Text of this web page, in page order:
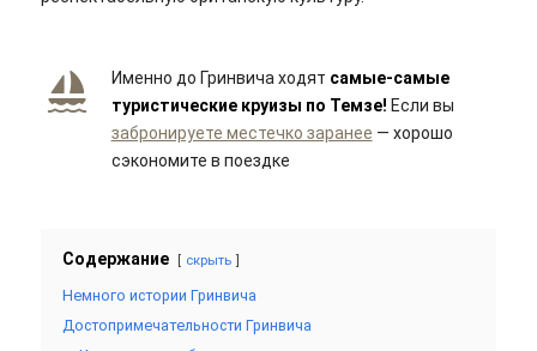
Именно до Гринвича ходят самые-самые
туристические круизы по Темзе! Если вы
забронируете местечко заранее — хорошо
сэкономите в поездке
Содержание скрыть
Немного истории Гринвича
Достопримечательности Гринвича